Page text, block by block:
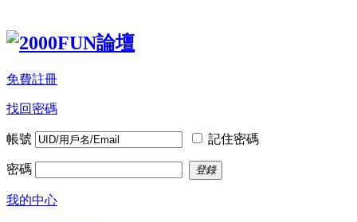
免費註冊
找回密碼
帳號 記住密碼
密碼 登錄
我的中心